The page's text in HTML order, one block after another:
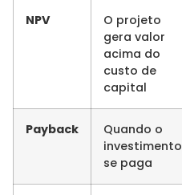
NPV
O projeto
gera valor
acima do
custo de
capital
Payback
Quando o
investimento
se paga